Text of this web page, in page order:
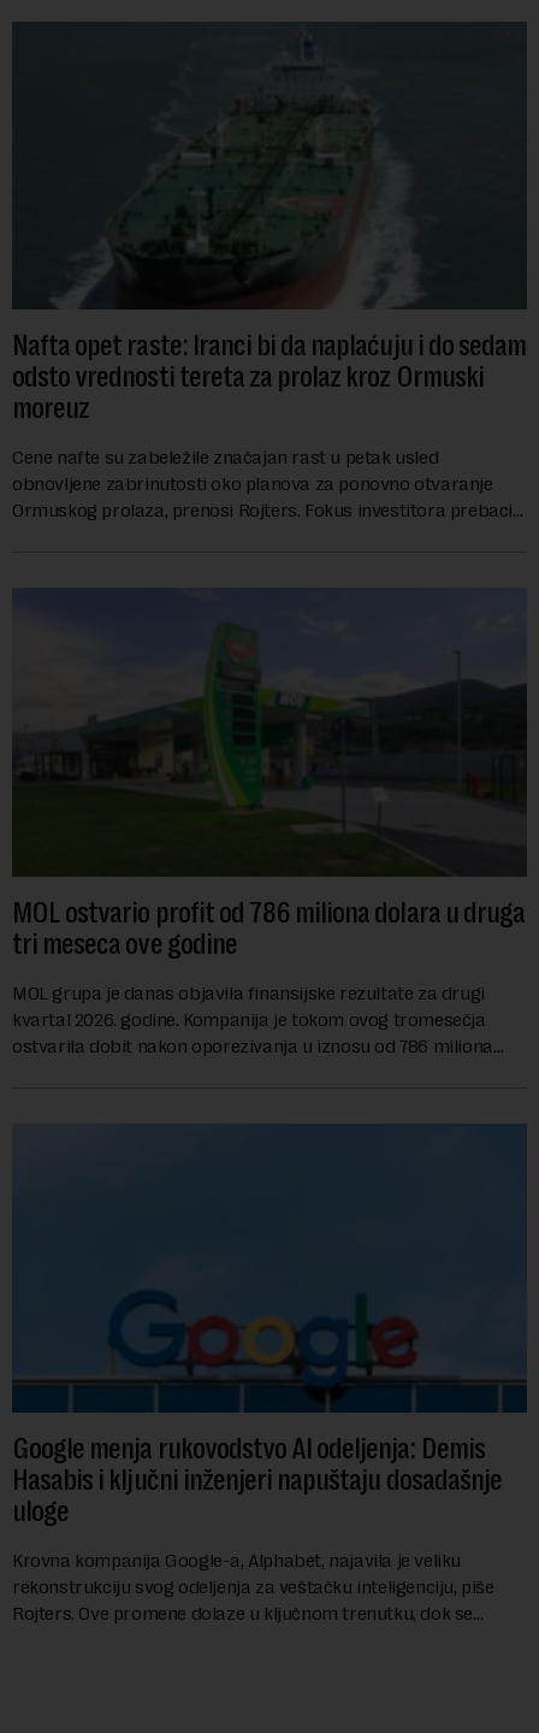
Nafta opet raste: Iranci bi da naplaćuju i do sedam
odsto vrednosti tereta za prolaz kroz Ormuski
moreuz
Cene nafte su zabeležile značajan rast u petak usled
obnovljene zabrinutosti oko planova za ponovno otvaranje
Ormuskog prolaza, prenosi Rojters. Fokus investitora prebacio
MOL ostvario profit od 786 miliona dolara u druga
tri meseca ove godine
MOL grupa je danas objavila finansijske rezultate za drugi
kvartal 2026. godine. Kompanija je tokom ovog tromesečja
ostvarila dobit nakon oporezivanja u iznosu od 786 miliona
Google menja rukovodstvo AI odeljenja: Demis
Hasabis i ključni inženjeri napuštaju dosadašnje
uloge
Krovna kompanija Google-a, Alphabet, najavila je veliku
rekonstrukciju svog odeljenja za veštačku inteligenciju, piše
Rojters. Ove promene dolaze u ključnom trenutku, dok se